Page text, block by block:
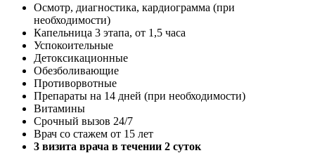
Осмотр, диагностика, кардиограмма (при
необходимости)
Капельница 3 этапа, от 1,5 часа
Успокоительные
Детоксикационные
Обезболивающие
Противорвотные
Препараты на 14 дней (при необходимости)
Витамины
Срочный вызов 24/7
Врач со стажем от 15 лет
3 визита врача в течении 2 суток